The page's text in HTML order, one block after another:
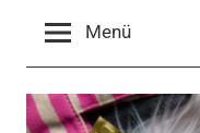
Menü